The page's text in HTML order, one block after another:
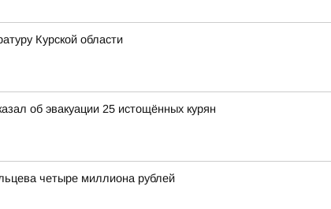
Курской области
об эвакуации 25 истощённых курян
четыре миллиона рублей